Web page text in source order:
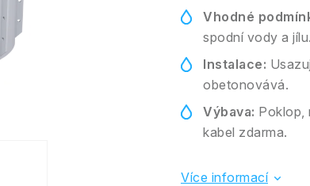
Vhodné
spodní vody a jílu.
Instalace:
obetonovává.
Výbava: Poklop,
kabel zdarma.
Více informací